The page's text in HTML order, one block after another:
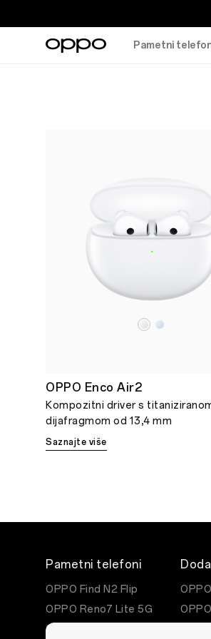
Pametni
OPPO Enco Air2
Kompozitni driver s
dijafragmom od 13,4 mm
Saznajte više
Pametni telefoni
OPPO Find N2 Flip
OPPO Reno7 Lite 5G
OPPO Reno8 5G